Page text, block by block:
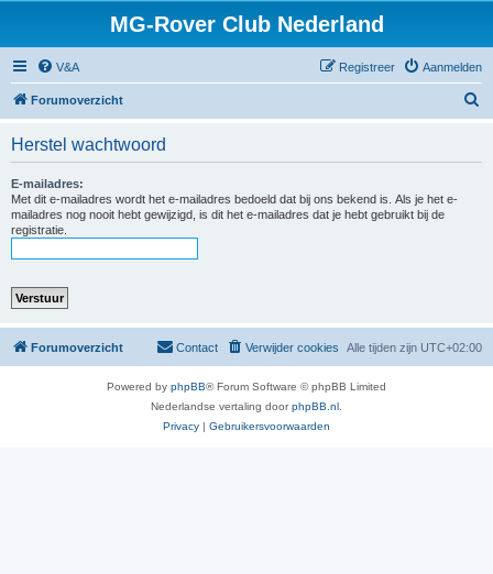
MG-Rover Club Nederland
V&A Aanmelden
Registreer
Forumoverzicht
Herstel wachtwoord
E-mailadres:
Met dit e-mailadres wordt het e-mailadres bedoeld dat bij ons bekend is. Als je het e-
mailadres nog nooit hebt gewijzigd, is dit het e-mailadres dat je hebt gebruikt bij de
registratie.
Forumoverzicht Alle tijden zijn UTC+02:00
Verwijder cookies
Contact
Powered by phpBB® Forum Software © phpBB Limited
Nederlandse vertaling doorphpBB.nl
Privacy | Gebruikersvoorwaarden